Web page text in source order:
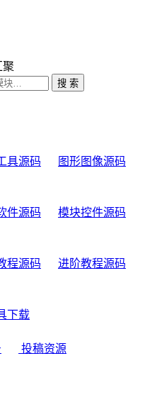
聚
搜 索
具源码
图形图像源码
件源码
模块控件源码
程源码
进阶教程源码
下载
投稿资源